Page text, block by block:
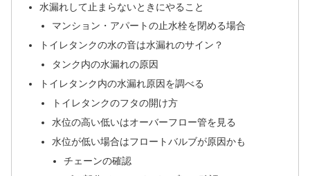
水漏れして止まらないときにやること
マンション・アパートの止水栓を閉める場合
トイレタンクの水の音は水漏れのサイン？
タンク内の水漏れの原因
トイレタンク内の水漏れ原因を調べる
トイレタンクのフタの開け方
水位の高い低いはオーバーフロー管を見る
水位が低い場合はフロートバルブが原因かも
チェーンの確認